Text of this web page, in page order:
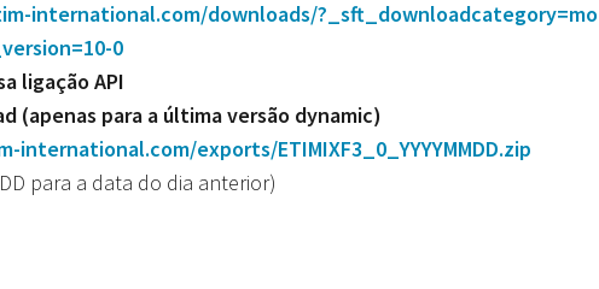
international.com/downloads/
0
ligação API
(apenas para a última versão dynamic)
exports/ETIMIXF3_0_YYYYMMDD.zip
para a data do dia anterior)